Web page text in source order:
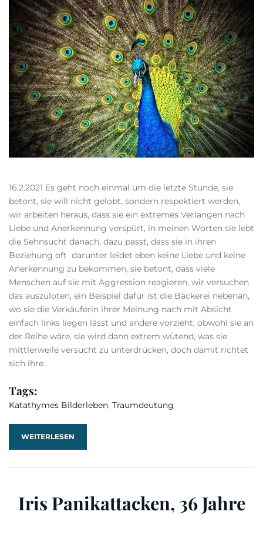
16.2.2021 Es geht noch einmal um die letzte Stunde, sie
betont, sie will nicht gelobt, sondern respektiert werden,
wir arbeiten heraus, dass sie ein extremes Verlangen nach
Liebe und Anerkennung verspürt, in meinen Worten sie lebt
die Sehnsucht danach, dazu passt, dass sie in ihren
Beziehung oft darunter leidet eben keine Liebe und keine
Anerkennung zu bekommen, sie betont, dass viele
Menschen auf sie mit Aggression reagieren, wir versuchen
das auszuloten, ein Beispiel dafür ist die Bäckerei nebenan,
wo sie die Verkäuferin ihrer Meinung nach mit Absicht
einfach links liegen lässt und andere vorzieht, obwohl sie an
der Reihe wäre, sie wird dann extrem wütend, was sie
mittlerweile versucht zu unterdrücken, doch damit richtet
sich ihre…
Tags:
Katathymes Bilderleben, Traumdeutung
WEITERLESEN
Iris Panikattacken, 36 Jahre